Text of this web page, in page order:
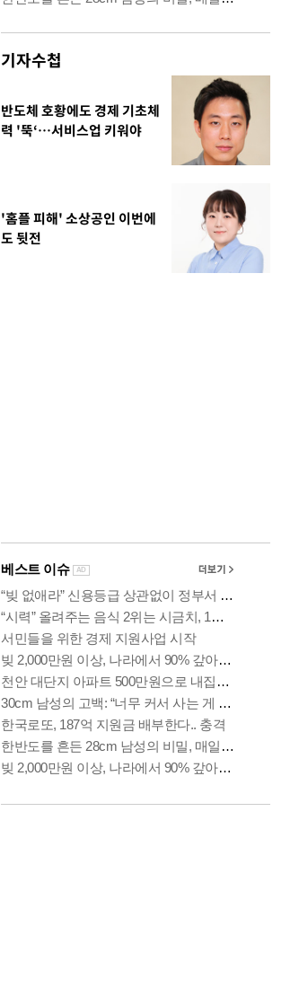
기자수첩
반도체 호황에도 경제 기초체
력 '뚝‘…서비스업 키워야
'홈플 피해' 소상공인 이번에
도 뒷전